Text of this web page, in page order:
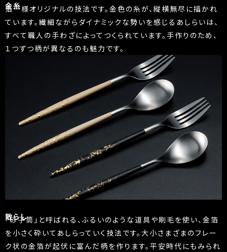
金糸
箔一様オリジナルの技法です。金色の糸が、縦横無尽に描かれ
ています。繊細ながらダイナミックな勢いを感じるあしらいは、
すべて職人の手わざによってつくられています。手作りのため、
１つずつ柄が異なるのも魅力です。
散らし
「砂子筒」と呼ばれる、ふるいのような道具や刷毛を使い、金箔
を小さく砕いてあしらっていく技法です。大小さまざまのフレー
ク状の金箔が起伏に富んだ柄を作ります。平安時代にもみられ